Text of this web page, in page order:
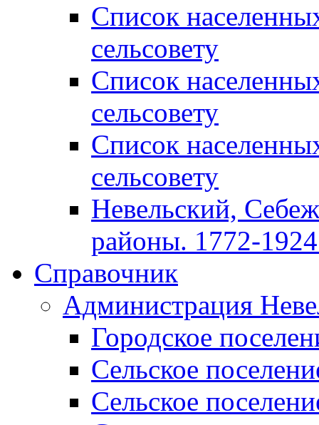
Список
сельсовету
Список
сельсовету
Список
сельсовету
Невельский,
районы. 1772-1924
Справочник
Администрация
Городское
Сельское
Сельское